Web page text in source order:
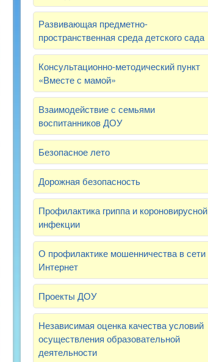
Развивающая предметно-
пространственная среда детского сада
Консультационно-методический пункт
«Вместе с мамой»
Взаимодействие с семьями
воспитанников ДОУ
Безопасное лето
Дорожная безопасность
Профилактика гриппа и короновирусной
инфекции
О профилактике мошенничества в сети
Интернет
Проекты ДОУ
Независимая оценка качества условий
осуществления образовательной
деятельности